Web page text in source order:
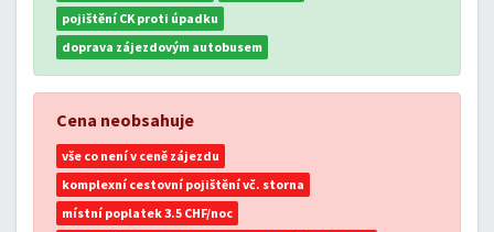
pojištění CK proti úpadku
doprava zájezdovým autobusem
Cena neobsahuje
vše co není v ceně zájezdu
komplexní cestovní pojištění vč. storna
místní poplatek 3.5 CHF/noc